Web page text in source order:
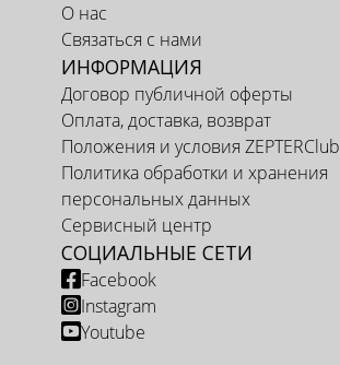
О нас
Связаться с нами
ИНФОРМАЦИЯ
Договор публичной оферты
Оплата, доставка, возврат
Положения и условия ZEPTERClub
Политика обработки и хранения
персональных данных
Сервисный центр
СОЦИАЛЬНЫЕ СЕТИ
Facebook
Instagram
Youtube